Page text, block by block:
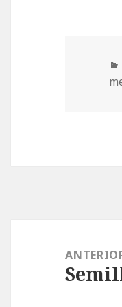
entradasEntrada